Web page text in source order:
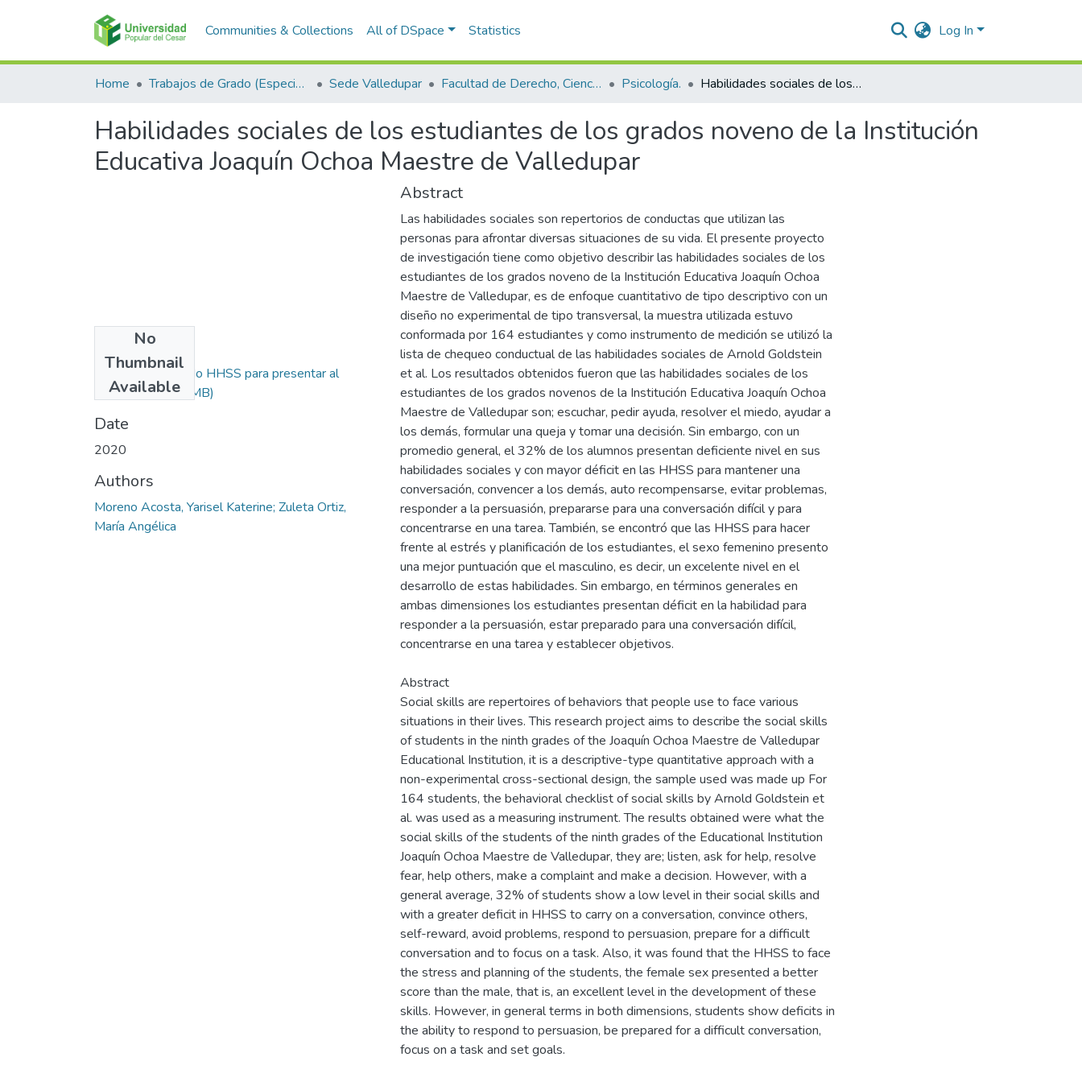
Communities & Collections All of DSpace Statistics Log In
Home Trabajos de Grado (Especializaciones y Pregrados) Sede Valledupar Facultad de Derecho, Ciencias Políticas y Sociales. Psicología. Habilidades sociales de los estudiantes de los grados noveno de la Institución Educativa Joaquín Ochoa Maestre de Valledupar
Habilidades sociales de los estudiantes de los grados noveno de la Institución
Educativa Joaquín Ochoa Maestre de Valledupar
No
Thumbnail
Available
Proyecto De Grado HHSS para presentar al
CEDISJ.pdf(2.57 MB)
Date
2020
Authors
Moreno Acosta, Yarisel Katerine; Zuleta Ortiz,
María Angélica
Abstract
Las habilidades sociales son repertorios de conductas que utilizan las
personas para afrontar diversas situaciones de su vida. El presente proyecto
de investigación tiene como objetivo describir las habilidades sociales de los
estudiantes de los grados noveno de la Institución Educativa Joaquín Ochoa
Maestre de Valledupar, es de enfoque cuantitativo de tipo descriptivo con un
diseño no experimental de tipo transversal, la muestra utilizada estuvo
conformada por 164 estudiantes y como instrumento de medición se utilizó la
lista de chequeo conductual de las habilidades sociales de Arnold Goldstein
et al. Los resultados obtenidos fueron que las habilidades sociales de los
estudiantes de los grados novenos de la Institución Educativa Joaquín Ochoa
Maestre de Valledupar son; escuchar, pedir ayuda, resolver el miedo, ayudar a
los demás, formular una queja y tomar una decisión. Sin embargo, con un
promedio general, el 32% de los alumnos presentan deficiente nivel en sus
habilidades sociales y con mayor déficit en las HHSS para mantener una
conversación, convencer a los demás, auto recompensarse, evitar problemas,
responder a la persuasión, prepararse para una conversación difícil y para
concentrarse en una tarea. También, se encontró que las HHSS para hacer
frente al estrés y planificación de los estudiantes, el sexo femenino presento
una mejor puntuación que el masculino, es decir, un excelente nivel en el
desarrollo de estas habilidades. Sin embargo, en términos generales en
ambas dimensiones los estudiantes presentan déficit en la habilidad para
responder a la persuasión, estar preparado para una conversación difícil,
concentrarse en una tarea y establecer objetivos.
Abstract
Social skills are repertoires of behaviors that people use to face various
situations in their lives. This research project aims to describe the social skills
of students in the ninth grades of the Joaquín Ochoa Maestre de Valledupar
Educational Institution, it is a descriptive-type quantitative approach with a
non-experimental cross-sectional design, the sample used was made up For
164 students, the behavioral checklist of social skills by Arnold Goldstein et
al. was used as a measuring instrument. The results obtained were what the
social skills of the students of the ninth grades of the Educational Institution
Joaquín Ochoa Maestre de Valledupar, they are; listen, ask for help, resolve
fear, help others, make a complaint and make a decision. However, with a
general average, 32% of students show a low level in their social skills and
with a greater deficit in HHSS to carry on a conversation, convince others,
self-reward, avoid problems, respond to persuasion, prepare for a difficult
conversation and to focus on a task. Also, it was found that the HHSS to face
the stress and planning of the students, the female sex presented a better
score than the male, that is, an excellent level in the development of these
skills. However, in general terms in both dimensions, students show deficits in
the ability to respond to persuasion, be prepared for a difficult conversation,
focus on a task and set goals.